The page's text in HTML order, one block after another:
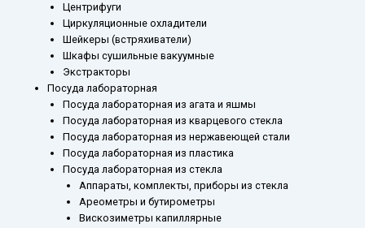
Центрифуги
Циркуляционные охладители
Шейкеры (встряхиватели)
Шкафы сушильные вакуумные
Экстракторы
Посуда лабораторная
Посуда лабораторная из агата и яшмы
Посуда лабораторная из кварцевого стекла
Посуда лабораторная из нержавеющей стали
Посуда лабораторная из пластика
Посуда лабораторная из стекла
Аппараты, комплекты, приборы из стекла
Ареометры и бутирометры
Вискозиметры капиллярные